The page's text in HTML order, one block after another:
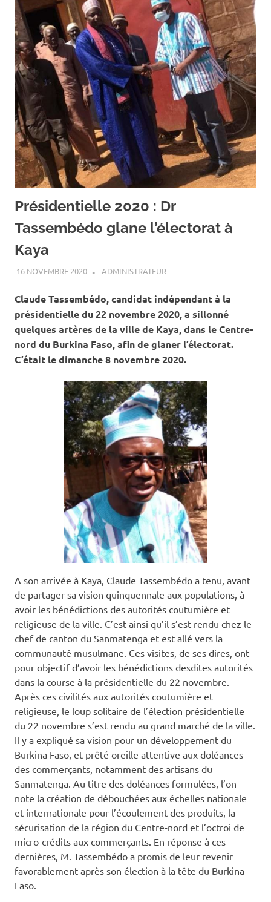
Présidentielle 2020 : Dr
Tassembédo glane l’électorat à
Kaya
16 NOVEMBRE 2020 ADMINISTRATEURA LA UNE
NOVEMBRE 2020
Claude Tassembédo, candidat indépendant à la
présidentielle du 22 novembre 2020, a sillonné
quelques artères de la ville de Kaya, dans le Centre-
nord du Burkina Faso, afin de glaner l’électorat.
C’était le dimanche 8 novembre 2020.
A son arrivée à Kaya, Claude Tassembédo a tenu, avant
de partager sa vision quinquennale aux populations, à
avoir les bénédictions des autorités coutumière et
religieuse de la ville. C’est ainsi qu’il s’est rendu chez le
chef de canton du Sanmatenga et est allé vers la
communauté musulmane. Ces visites, de ses dires, ont
pour objectif d’avoir les bénédictions desdites autorités
dans la course à la présidentielle du 22 novembre.
Après ces civilités aux autorités coutumière et
religieuse, le loup solitaire de l’élection présidentielle
du 22 novembre s’est rendu au grand marché de la ville.
Il y a expliqué sa vision pour un développement du
Burkina Faso, et prêté oreille attentive aux doléances
des commerçants, notamment des artisans du
Sanmatenga. Au titre des doléances formulées, l’on
note la création de débouchées aux échelles nationale
et internationale pour l’écoulement des produits, la
sécurisation de la région du Centre-nord et l’octroi de
micro-crédits aux commerçants. En réponse à ces
dernières, M. Tassembédo a promis de leur revenir
favorablement après son élection à la tête du Burkina
Faso.